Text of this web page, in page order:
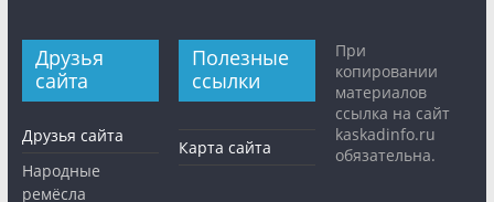
Друзья
сайта
Друзья сайта
Народные
ремёсла
Полезные
ссылки
Карта сайта
При
копировании
материалов
ссылка на сайт
kaskadinfo.ru
обязательна.